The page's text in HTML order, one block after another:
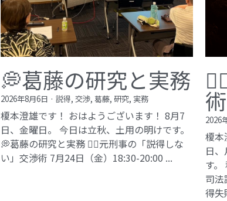
💭葛藤の研究と実務
2026年8月6日 · 説得, 交渉, 葛藤, 研究, 実務
榎本澄雄です！ おはようございます！ 8月7
日、金曜日。 今日は立秋、土用の明けです。
💭葛藤の研究と実務 🕵️‍♂️元刑事の「説得しな
い」交渉術​ 7月24日（金）18:30-20:00 ...
術
2026
榎本
日
す
司
得失